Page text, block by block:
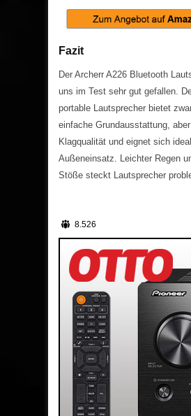
Fazit
Der Archerr A226 Bluetooth
uns im Test sehr gut gefallen.
portable Lautsprecher bietet
einfache Grundausstattung,
Klagqualität und eignet sich
Außeneinsatz. Leichter Regen
Stöße steckt Lautsprecher
8.526